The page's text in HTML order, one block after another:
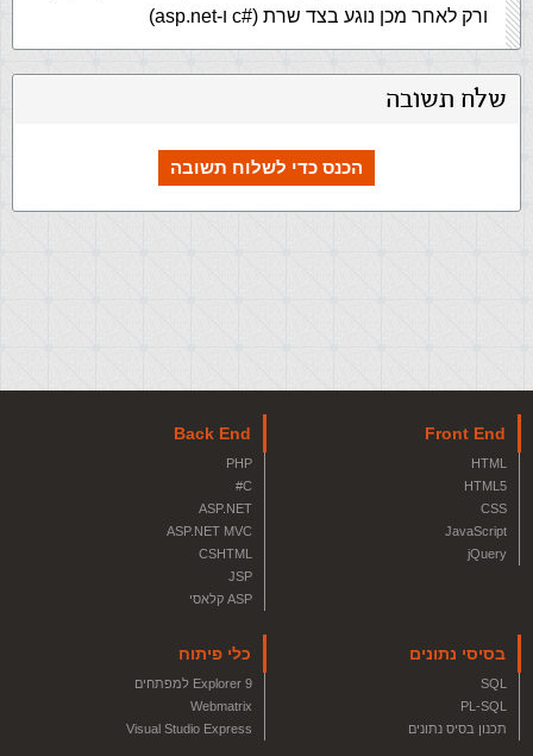
ורק לאחר מכן נוגע בצד שרת (#c ו-asp.net)
שלח תשובה
הכנס כדי לשלוח תשובה
Front End
HTML
HTML5
CSS
JavaScript
jQuery
Back End
PHP
C#
ASP.NET
ASP.NET MVC
CSHTML
JSP
ASP קלאסי
בסיסי נתונים
SQL
PL-SQL
תכנון בסיס נתונים
כלי פיתוח
Explorer 9 למפתחים
Webmatrix
Visual Studio Express